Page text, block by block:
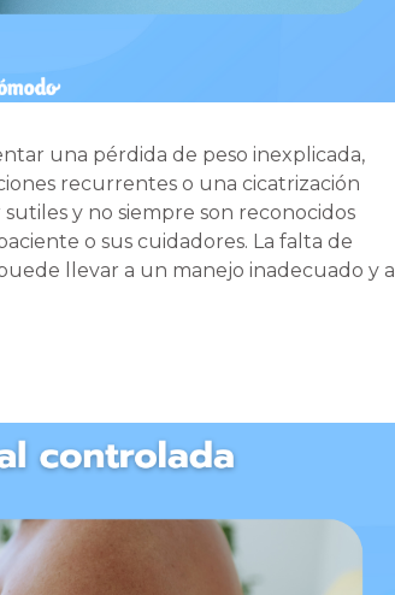
una pérdida de peso inexplicada,
recurrentes o una cicatrización
y no siempre son reconocidos
o sus cuidadores. La falta de
llevar a un manejo inadecuado y a